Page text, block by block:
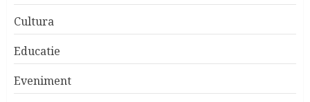
Cultura
Educatie
Eveniment